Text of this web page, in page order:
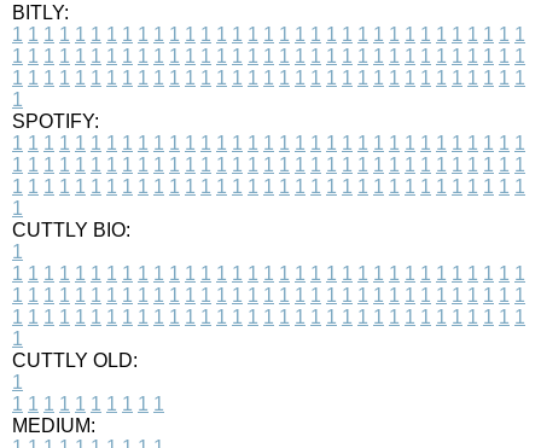
BITLY:
1 1 1 1 1 1 1 1 1 1 1 1 1 1 1 1 1 1 1 1 1 1 1 1 1 1 1 1 1 1 1 1 1
1 1 1 1 1 1 1 1 1 1 1 1 1 1 1 1 1 1 1 1 1 1 1 1 1 1 1 1 1 1 1 1 1
1 1 1 1 1 1 1 1 1 1 1 1 1 1 1 1 1 1 1 1 1 1 1 1 1 1 1 1 1 1 1 1 1
1
SPOTIFY:
1 1 1 1 1 1 1 1 1 1 1 1 1 1 1 1 1 1 1 1 1 1 1 1 1 1 1 1 1 1 1 1 1
1 1 1 1 1 1 1 1 1 1 1 1 1 1 1 1 1 1 1 1 1 1 1 1 1 1 1 1 1 1 1 1 1
1 1 1 1 1 1 1 1 1 1 1 1 1 1 1 1 1 1 1 1 1 1 1 1 1 1 1 1 1 1 1 1 1
1
CUTTLY BIO:
1
1 1 1 1 1 1 1 1 1 1 1 1 1 1 1 1 1 1 1 1 1 1 1 1 1 1 1 1 1 1 1 1 1
1 1 1 1 1 1 1 1 1 1 1 1 1 1 1 1 1 1 1 1 1 1 1 1 1 1 1 1 1 1 1 1 1
1 1 1 1 1 1 1 1 1 1 1 1 1 1 1 1 1 1 1 1 1 1 1 1 1 1 1 1 1 1 1 1 1
1
CUTTLY OLD:
1
1 1 1 1 1 1 1 1 1 1
MEDIUM: